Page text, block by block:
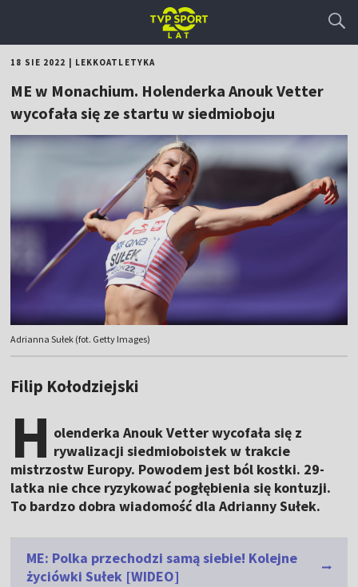
18 SIE 2022 LEKKOATLETYKA
ME w Monachium. Holenderka Anouk Vetter
wycofała się ze startu w siedmioboju
Adrianna Sułek (fot. Getty Images)
Filip Kołodziejski
H olenderka Anouk Vetter wycofała się z
rywalizacji siedmioboistek w trakcie
mistrzostw Europy. Powodem jest ból kostki. 29-
latka nie chce ryzykować pogłębienia się kontuzji.
To bardzo dobra wiadomość dla Adrianny Sułek.
ME: Polka przechodzi samą siebie! Kolejne
życiówki Sułek [WIDEO]